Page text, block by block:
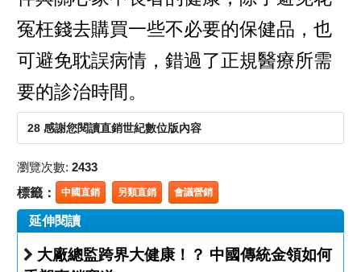
冤枉錢去購買一些不必要的保健品，也
可避免耽誤病情，錯過了正規醫療所需
要的診治時間。
28 感謝您閱讀直銷世紀數位版內容
瀏覽次數: 2433
標籤： 中國直銷 另類直銷 會議營銷
延伸閱讀
大廠總監跨界大健康！？ 中國傳統金領如何